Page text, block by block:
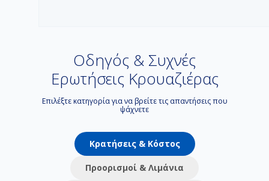
Οδηγός & Συχνές
Ερωτήσεις Κρουαζιέρας
Επιλέξτε κατηγορία για να βρείτε τις απαντήσεις που
ψάχνετε
Κρατήσεις & Κόστος
Προορισμοί & Λιμάνια